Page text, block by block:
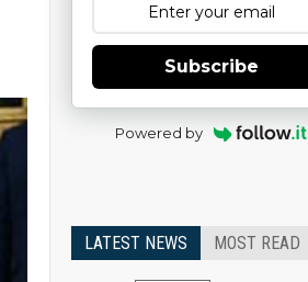
Subscribe
Powered by
LATEST NEWS MOST READ